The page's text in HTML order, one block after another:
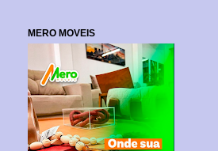
MERO MOVEIS